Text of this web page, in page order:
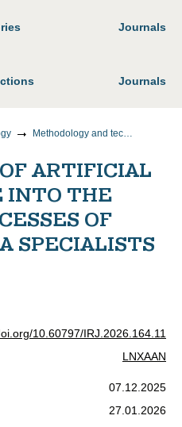
Journals
Journals
Methodology and technology of vocational education
ARTIFICIAL
INTO THE
OF
SPECIALISTS
10.60797/IRJ.2026.164.11
LNXAAN
07.12.2025
27.01.2026